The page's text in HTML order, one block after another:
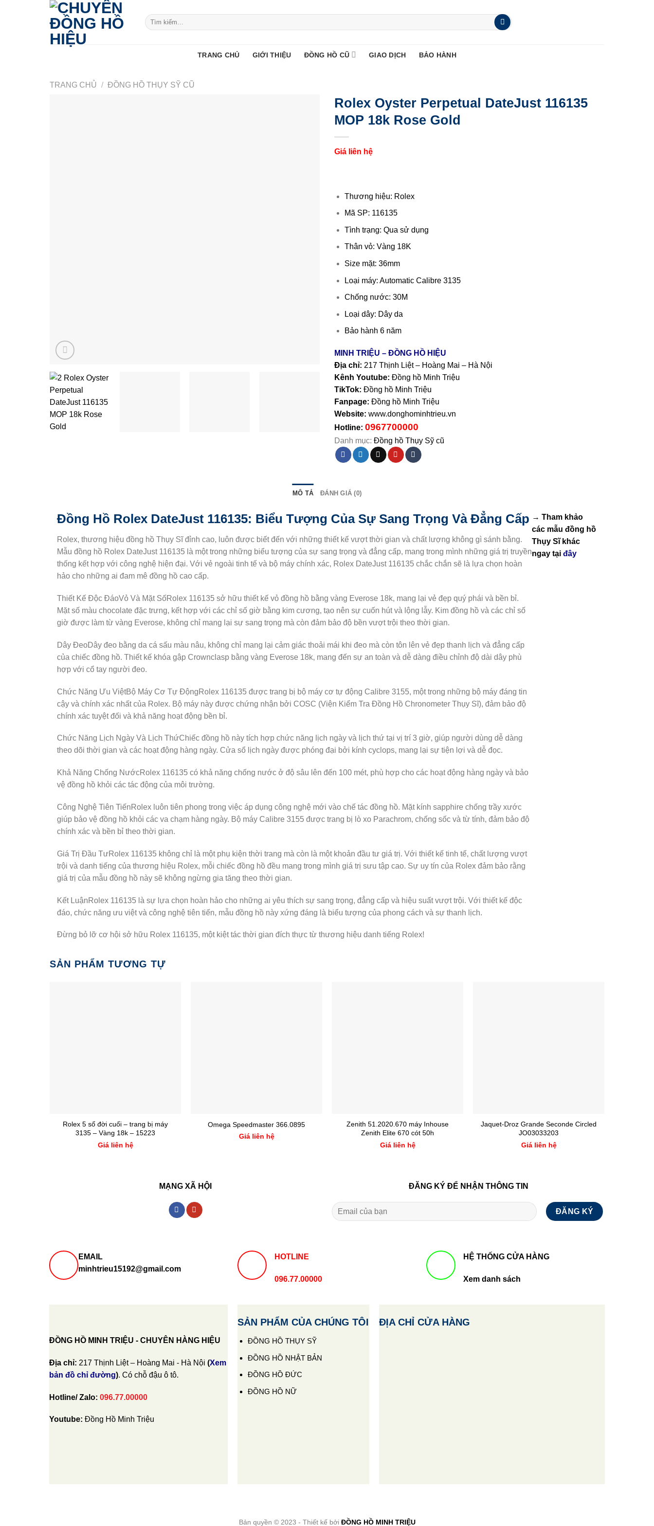
Tìm
kiếm:
TRANG CHỦ GIỚI THIỆU ĐỒNG HỒ CŨ GIAO DỊCH BẢO HÀNH
TRANG CHỦ / ĐỒNG HỒ THỤY SỸ CŨ
Rolex Oyster Perpetual DateJust 116135
MOP 18k Rose Gold
Giá liên hệ
Thương hiệu: Rolex
Mã SP: 116135
Tình trạng: Qua sử dụng
Thân vỏ: Vàng 18K
Size mặt: 36mm
Loại máy: Automatic Calibre 3135
Chống nước: 30M
Loại dây: Dây da
Bảo hành 6 năm
MINH TRIỆU – ĐỒNG HỒ HIỆU
Địa chỉ: 217 Thịnh Liệt – Hoàng Mai – Hà Nội
Kênh Youtube: Đồng hồ Minh Triệu
TikTok: Đồng hồ Minh Triệu
Fanpage: Đồng hồ Minh Triệu
Website: www.donghominhtrieu.vn
Hotline: 0967700000
Danh mục: Đồng hồ Thụy Sỹ cũ
MÔ TẢ ĐÁNH GIÁ (0)
Đồng Hồ Rolex DateJust 116135: Biểu Tượng Của Sự Sang Trọng Và Đẳng Cấp
Rolex, thương hiệu đồng hồ Thụy Sĩ đỉnh cao, luôn được biết đến với những thiết kế vượt thời gian và chất lượng không gì sánh bằng.
Mẫu đồng hồ Rolex DateJust 116135 là một trong những biểu tượng của sự sang trọng và đẳng cấp, mang trong mình những giá trị truyền
thống kết hợp với công nghệ hiện đại. Với vẻ ngoài tinh tế và bộ máy chính xác, Rolex DateJust 116135 chắc chắn sẽ là lựa chọn hoàn
hảo cho những ai đam mê đồng hồ cao cấp.
Thiết Kế Độc ĐáoVỏ Và Mặt SốRolex 116135 sở hữu thiết kế vỏ đồng hồ bằng vàng Everose 18k, mang lại vẻ đẹp quý phái và bền bỉ.
Mặt số màu chocolate đặc trưng, kết hợp với các chỉ số giờ bằng kim cương, tạo nên sự cuốn hút và lộng lẫy. Kim đồng hồ và các chỉ số
giờ được làm từ vàng Everose, không chỉ mang lại sự sang trọng mà còn đảm bảo độ bền vượt trội theo thời gian.
Dây ĐeoDây đeo bằng da cá sấu màu nâu, không chỉ mang lại cảm giác thoải mái khi đeo mà còn tôn lên vẻ đẹp thanh lịch và đẳng cấp
của chiếc đồng hồ. Thiết kế khóa gập Crownclasp bằng vàng Everose 18k, mang đến sự an toàn và dễ dàng điều chỉnh độ dài dây phù
hợp với cổ tay người đeo.
Chức Năng Ưu ViệtBộ Máy Cơ Tự ĐộngRolex 116135 được trang bị bộ máy cơ tự động Calibre 3155, một trong những bộ máy đáng tin
cậy và chính xác nhất của Rolex. Bộ máy này được chứng nhận bởi COSC (Viện Kiểm Tra Đồng Hồ Chronometer Thụy Sĩ), đảm bảo độ
chính xác tuyệt đối và khả năng hoạt động bền bỉ.
Chức Năng Lịch Ngày Và Lịch ThứChiếc đồng hồ này tích hợp chức năng lịch ngày và lịch thứ tại vị trí 3 giờ, giúp người dùng dễ dàng
theo dõi thời gian và các hoạt động hàng ngày. Cửa sổ lịch ngày được phóng đại bởi kính cyclops, mang lại sự tiện lợi và dễ đọc.
Khả Năng Chống NướcRolex 116135 có khả năng chống nước ở độ sâu lên đến 100 mét, phù hợp cho các hoạt động hàng ngày và bảo
vệ đồng hồ khỏi các tác động của môi trường.
Công Nghệ Tiên TiếnRolex luôn tiên phong trong việc áp dụng công nghệ mới vào chế tác đồng hồ. Mặt kính sapphire chống trầy xước
giúp bảo vệ đồng hồ khỏi các va chạm hàng ngày. Bộ máy Calibre 3155 được trang bị lò xo Parachrom, chống sốc và từ tính, đảm bảo độ
chính xác và bền bỉ theo thời gian.
Giá Trị Đầu TưRolex 116135 không chỉ là một phụ kiện thời trang mà còn là một khoản đầu tư giá trị. Với thiết kế tinh tế, chất lượng vượt
trội và danh tiếng của thương hiệu Rolex, mỗi chiếc đồng hồ đều mang trong mình giá trị sưu tập cao. Sự uy tín của Rolex đảm bảo rằng
giá trị của mẫu đồng hồ này sẽ không ngừng gia tăng theo thời gian.
Kết LuậnRolex 116135 là sự lựa chọn hoàn hảo cho những ai yêu thích sự sang trọng, đẳng cấp và hiệu suất vượt trội. Với thiết kế độc
đáo, chức năng ưu việt và công nghệ tiên tiến, mẫu đồng hồ này xứng đáng là biểu tượng của phong cách và sự thanh lịch.
Đừng bỏ lỡ cơ hội sở hữu Rolex 116135, một kiệt tác thời gian đích thực từ thương hiệu danh tiếng Rolex!
→ Tham khảo
các mẫuđồng hồ
Thụy Sĩkhác
ngay tạiđây
SẢN PHẨM TƯƠNG TỰ
Rolex 5 số đời cuối – trang bị máy
3135 – Vàng 18k – 15223
Giá liên hệ
Omega Speedmaster 366.0895
Giá liên hệ
Zenith 51.2020.670 máy Inhouse
Zenith Elite 670 cót 50h
Giá liên hệ
Jaquet-Droz Grande Seconde Circled
JO03033203
Giá liên hệ
MẠNG XÃ HỘI ĐĂNG KÝ ĐỂ NHẬN THÔNG TIN
EMAIL
minhtrieu15192@gmail.com
HOTLINE
096.77.00000
HỆ THỐNG CỬA HÀNG
Xem danh sách
ĐỒNG HỒ MINH TRIỆU - CHUYÊN HÀNG HIỆU
Địa chỉ: 217 Thịnh Liệt – Hoàng Mai - Hà Nội (Xem
bản đồ chỉ đường). Có chỗ đậu ô tô.
Hotline/ Zalo: 096.77.00000
Youtube: Đồng Hồ Minh Triệu
SẢN PHẨM CỦA CHÚNG TÔI
ĐỒNG HỒ THỤY SỸ
ĐỒNG HỒ NHẬT BẢN
ĐỒNG HỒ ĐỨC
ĐỒNG HỒ NỮ
ĐỊA CHỈ CỬA HÀNG
Bản quyền © 2023 - Thiết kế bởi ĐỒNG HỒ MINH TRIỆU